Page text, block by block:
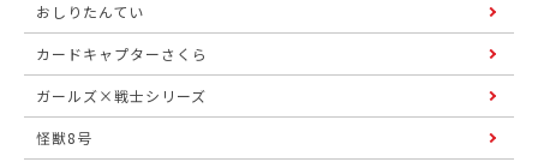
おしりたんてい
カードキャプターさくら
ガールズ×戦士シリーズ
怪獣8号